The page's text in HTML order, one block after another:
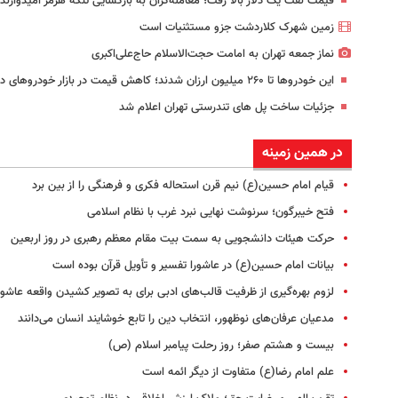
زمین شهرک کلاردشت جزو مستثنیات است
نماز جمعه تهران به امامت حجت‌الاسلام حاج‌علی‌اکبری
این خودروها تا ۲۶۰ میلیون ارزان شدند؛ کاهش قیمت در بازار خودروهای داخلی و خارجی | جدول قیمت ها
جزئیات ساخت پل های تندرستی تهران اعلام شد
در همین زمینه
قیام امام حسین(ع) نیم قرن استحاله فکری و فرهنگی را از بین برد
فتح خیبرگون؛ سرنوشت نهایی نبرد غرب با نظام اسلامی
حرکت هیئات دانشجویی به سمت بیت مقام معظم رهبری در روز اربعین
بیانات امام حسین(ع) در عاشورا تفسیر و تأویل قرآن بوده است
لزوم بهره‌گیری از ظرفیت قالب‌های ادبی برای به تصویر کشیدن واقعه
مدعیان عرفان‌های نوظهور، انتخاب دین را تابع خوشایند انسان می‌دانند
بیست‌ و هشتم صفر؛ روز رحلت پیامبر اسلام (ص)
علم امام رضا(ع) متفاوت از دیگر ائمه است